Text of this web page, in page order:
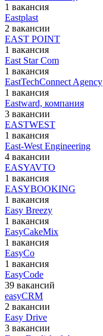
1 вакансия
Eastplast
2 вакансии
EAST POINT
1 вакансия
East Star Com
1 вакансия
EastTechConnect Agency
1 вакансия
Eastward, компания
3 вакансии
EASTWEST
1 вакансия
East-West Engineering
4 вакансии
EASYAVTO
1 вакансия
EASYBOOKING
1 вакансия
Easy Breezy
1 вакансия
EasyCakeMix
1 вакансия
EasyCo
1 вакансия
EasyCode
39 вакансий
easyCRM
2 вакансии
Easy Drive
3 вакансии